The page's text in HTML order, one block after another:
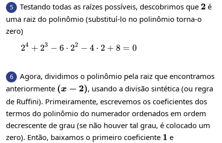
5 Testando todas as raízes possíveis, descobrimos que 2
2 é
uma raiz do polinômio (substituí-lo no polinômio torna-o
zero)
2^4+2^3-6\cdot 2^2-4\cdot 2+8=0
24 + 23 − 6 ⋅ 22 − 4 ⋅ 2 + 8 = 0
6
Agora, dividimos o polinômio pela raiz que encontramos
anteriormente \left(x-
2\right)
(x − 2), usando a divisão sintética (ou regra
de Ruffini). Primeiramente, escrevemos os coeficientes dos
termos do polinômio do numerador ordenados em ordem
decrescente de grau (se não houver tal grau, é colocado um
zero). Então, baixamos o primeiro coeficiente 1
1 e